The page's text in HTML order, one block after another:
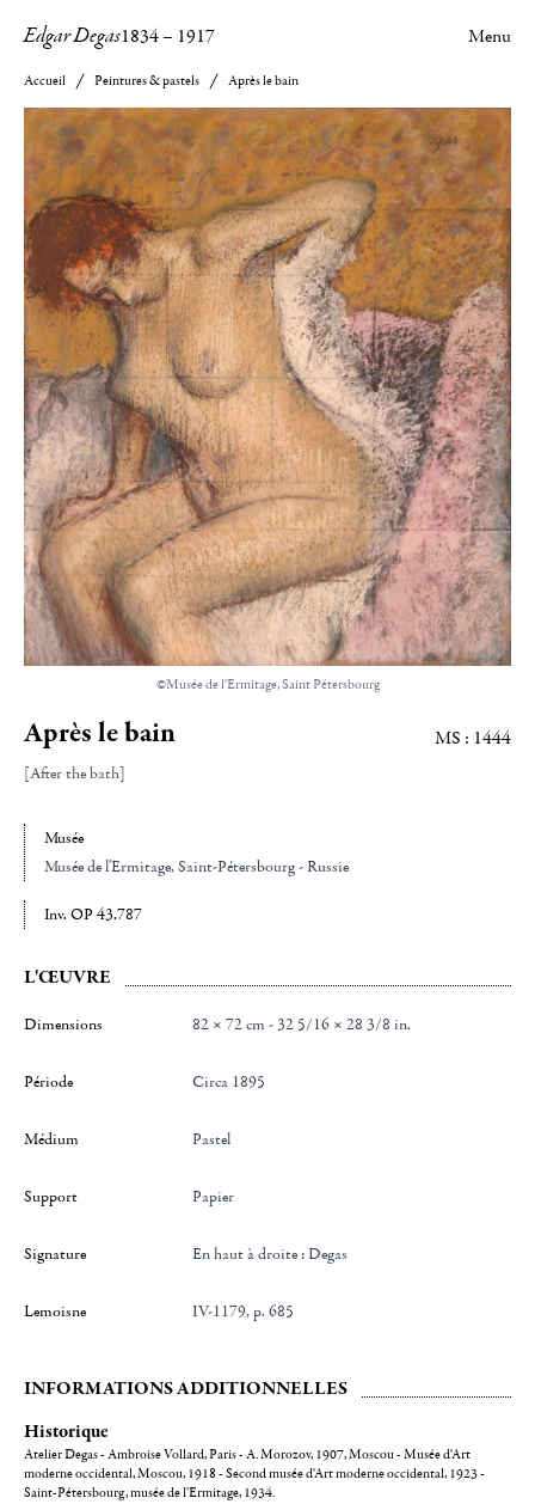
Edgar Degas1834– 1917 Menu
Accueil Peintures & pastels Après le bain
©Musée de l'Ermitage, Saint Pétersbourg
Après le bain
[After the bath]
MS : 1444
Musée
Musée de l'Ermitage, Saint-Pétersbourg - Russie
Inv. OP 43.787
L'ŒUVRE
Dimensions 82 × 72 cm - 32 5/16 × 28 3/8 in.
Période Circa 1895
Médium Pastel
Support Papier
Signature en haut à droite : Degas
Lemoisne IV-1179, p. 685
INFORMATIONS ADDITIONNELLES
Historique
Atelier Degas - Ambroise Vollard, Paris - A. Morozov, 1907, Moscou - Musée d'Art
moderne occidental, Moscou, 1918 - Second musée d'Art moderne occidental, 1923 -
Saint-Pétersbourg, musée de l'Ermitage, 1934.